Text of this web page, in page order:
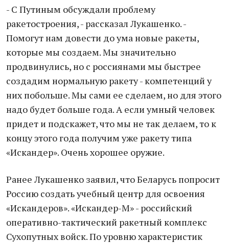
- С Путиным обсуждали проблему
ракетостроения, - рассказал Лукашенко. -
Помогут нам довести до ума новые ракеты,
которые мы создаем. Мы значительно
продвинулись, но с россиянами мы быстрее
создадим нормальную ракету - компетенций у
них побольше. Мы сами ее сделаем, но для этого
надо будет больше года. А если умный человек
придет и подскажет, что мы не так делаем, то к
концу этого года получим уже ракету типа
«Искандер». Очень хорошее оружие.
Ранее Лукашенко заявил, что Беларусь попросит
Россию создать учебный центр для освоения
«Искандеров». «Искандер-М» - российский
оперативно-тактический ракетный комплекс
Сухопутных войск. По уровню характеристик